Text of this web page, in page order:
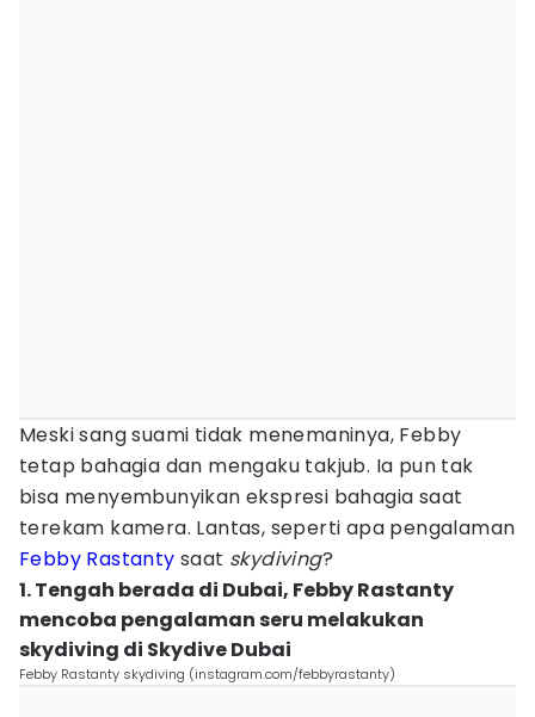
Meski sang suami tidak menemaninya, Febby
tetap bahagia dan mengaku takjub. Ia pun tak
bisa menyembunyikan ekspresi bahagia saat
terekam kamera. Lantas, seperti apa pengalaman
Febby Rastanty saat skydiving?
1. Tengah berada di Dubai, Febby Rastanty
mencoba pengalaman seru melakukan
skydiving di Skydive Dubai
Febby Rastanty skydiving (instagram.com/febbyrastanty)